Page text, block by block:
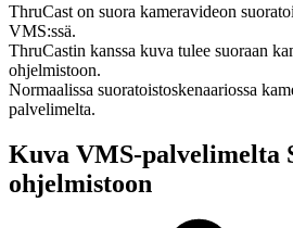
ThruCast on suora kameravideon
VMS:ssä.
ThruCastin kanssa kuva tulee suoraan
ohjelmistoon.
Normaalissa suoratoistoskenaariossa
palvelimelta.
Kuva VMS-palvelimelta
ohjelmistoon